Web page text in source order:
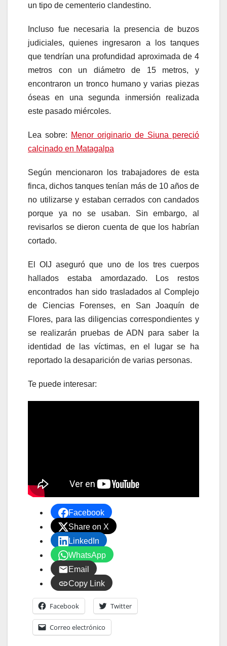
un tipo de cementerio clandestino.
Incluso fue necesaria la presencia de buzos
judiciales, quienes ingresaron a los tanques
que tendrían una profundidad aproximada de 4
metros con un diámetro de 15 metros, y
encontraron un tronco humano y varias piezas
óseas en una segunda inmersión realizada
este pasado miércoles.
Lea sobre: Menor originario de Siuna pereció
calcinado en Matagalpa
Según mencionaron los trabajadores de esta
finca, dichos tanques tenían más de 10 años de
no utilizarse y estaban cerrados con candados
porque ya no se usaban. Sin embargo, al
revisarlos se dieron cuenta de que los habrían
cortado.
El OIJ aseguró que uno de los tres cuerpos
hallados estaba amordazado. Los restos
encontrados han sido trasladados al Complejo
de Ciencias Forenses, en San Joaquín de
Flores, para las diligencias correspondientes y
se realizarán pruebas de ADN para saber la
identidad de las víctimas, en el lugar se ha
reportado la desaparición de varias personas.
Te puede interesar:
Facebook
Share on X
LinkedIn
WhatsApp
Email
Copy Link
Facebook Twitter
Correo electrónico